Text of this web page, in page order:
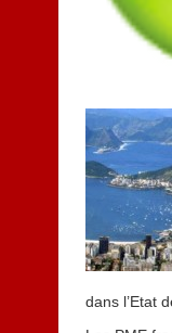
dans l’Etat